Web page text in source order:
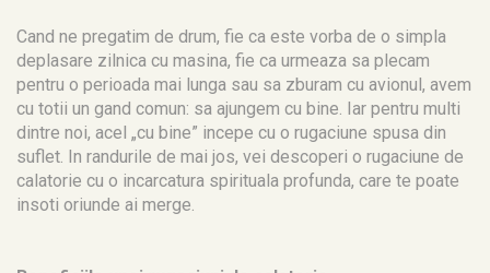
Cand ne pregatim de drum, fie ca este vorba de o simpla
deplasare zilnica cu masina, fie ca urmeaza sa plecam
pentru o perioada mai lunga sau sa zburam cu avionul, avem
cu totii un gand comun: sa ajungem cu bine. Iar pentru multi
dintre noi, acel „cu bine” incepe cu o rugaciune spusa din
suflet. In randurile de mai jos, vei descoperi o rugaciune de
calatorie cu o incarcatura spirituala profunda, care te poate
insoti oriunde ai merge.